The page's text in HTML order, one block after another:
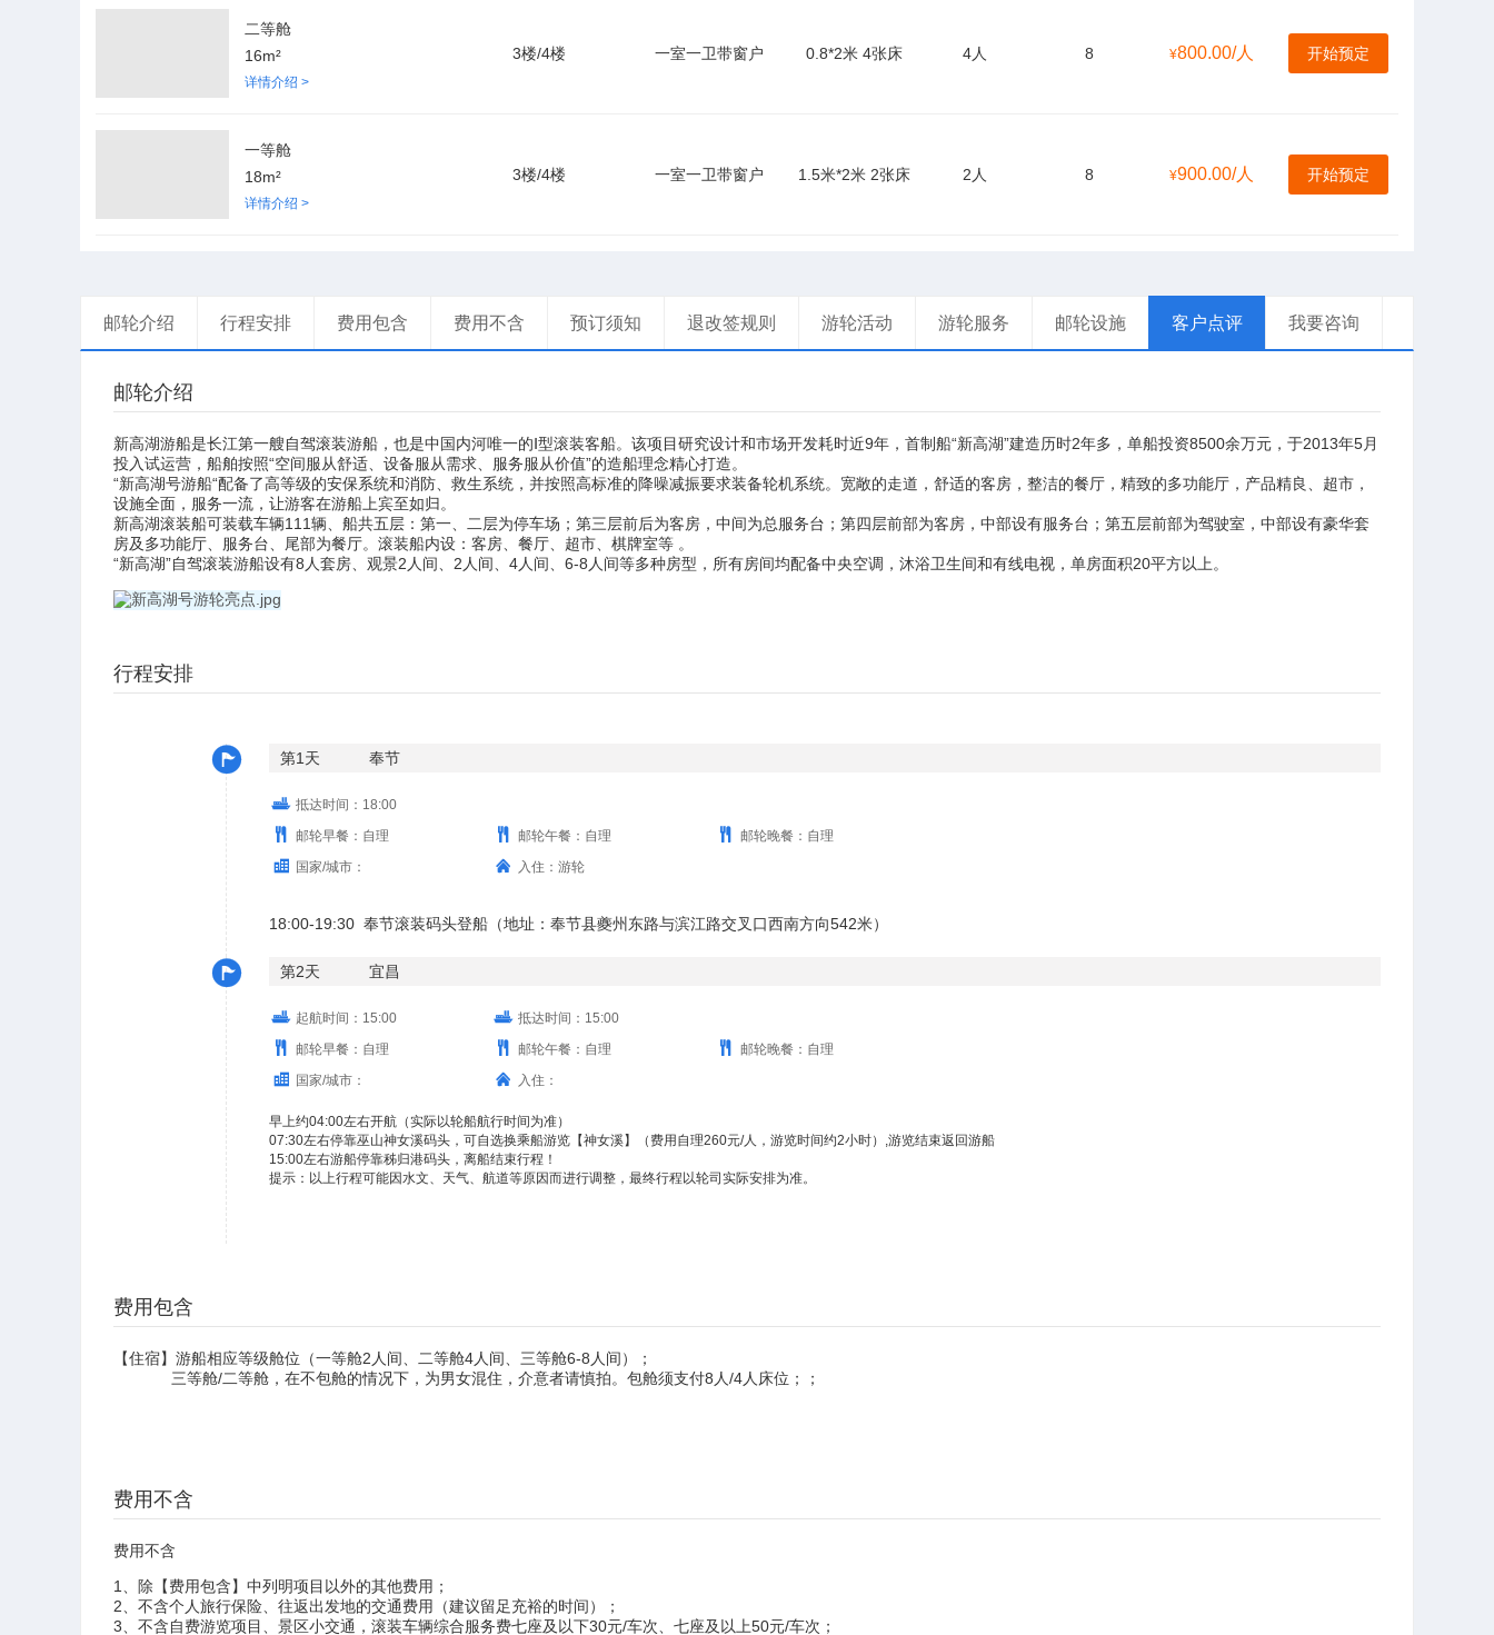
二等舱
16m²
详情介绍 >
3楼/4楼 一室一卫带窗户 0.8*2米 4张床 4人 8 ¥800.00/人 开始预定
一等舱
18m²
详情介绍 >
3楼/4楼 一室一卫带窗户 1.5米*2米 2张床 2人 8 ¥900.00/人 开始预定
邮轮介绍 行程安排 费用包含 费用不含 预订须知 退改签规则 游轮活动 游轮服务 邮轮设施 客户点评 我要咨询
邮轮介绍
新高湖游船是长江第一艘自驾滚装游船，也是中国内河唯一的Ⅰ型滚装客船。该项目研究设计和市场开发耗时近9年，首制船“新高湖”建造历时2年多，单船投资8500余万元，于2013年5月
投入试运营，船舶按照“空间服从舒适、设备服从需求、服务服从价值”的造船理念精心打造。
“新高湖号游船“配备了高等级的安保系统和消防、救生系统，并按照高标准的降噪减振要求装备轮机系统。宽敞的走道，舒适的客房，整洁的餐厅，精致的多功能厅，产品精良、超市，
设施全面，服务一流，让游客在游船上宾至如归。
新高湖滚装船可装载车辆111 辆、船共五层：第一、二层为停车场；第三层前后为客房，中间为总服务台；第四层前部为客房，中部设有服务台；第五层前部为驾驶室，中部设有豪华套
房及多功能厅、服务台、尾部为餐厅。滚装船内设：客房、餐厅、超市、棋牌室等 。
“新高湖”自驾滚装游船设有8 人套房、观景2 人间、 2 人间、 4人间、 6-8 人间等多种房型，所有房间均配备中央空调，沐浴卫生间和有线电视，单房面积20平方以上。
行程安排
第1天 奉节
抵达时间：18:00
邮轮早餐：自理
邮轮午餐：自理
邮轮晚餐：自理
国家/城市：
入住：游轮
18:00-19:30 奉节滚装码头登船（地址：奉节县夔州东路与滨江路交叉口西南方向542米）
第2天 宜昌
起航时间：15:00
抵达时间：15:00
邮轮早餐：自理
邮轮午餐：自理
邮轮晚餐：自理
国家/城市：
入住：
早上约04:00左右开航（实际以轮船航行时间为准）
07:30左右停靠巫山神女溪码头，可自选换乘船游览【神女溪】（费用自理260元/人，游览时间约2小时）,游览结束返回游船
15:00左右游船停靠秭归港码头，离船结束行程！
提示：以上行程可能因水文、天气、航道等原因而进行调整，最终行程以轮司实际安排为准。
费用包含
​【住宿】游船相应等级舱位（一等舱2人间、二等舱4人间、三等舱6-8人间）；
三等舱/二等舱，在不包舱的情况下，为男女混住，介意者请慎拍。包舱须支付8人/4人床位；
；
费用不含
费用不含
1、除【费用包含】中列明项目以外的其他费用；
2、不含个人旅行保险、往返出发地的交通费用（建议留足充裕的时间）；
3、不含自费游览项目、景区小交通，滚装车辆综合服务费七座及以下30元/车次、七座及以上50元/车次；